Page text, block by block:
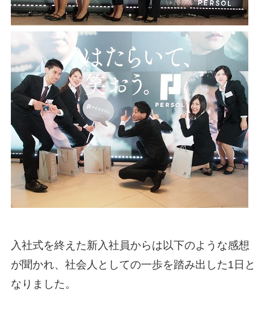
入社式を終えた新入社員からは以下のような感想
が聞かれ、社会人としての一歩を踏み出した1日と
なりました。